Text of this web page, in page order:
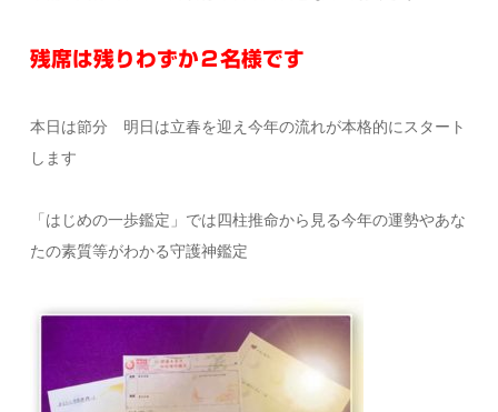
残席は残りわずか２名様です
本日は節分 明日は立春を迎え今年の流れが本格的にスタート
します
「はじめの一歩鑑定」では四柱推命から見る今年の運勢やあな
たの素質等がわかる守護神鑑定